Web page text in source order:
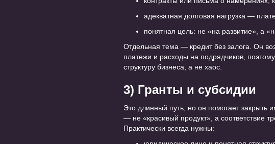
адекватная долговая нагрузка —
понятная цель: не «на развитие», а
Отдельная тема — кредит без залога. Он
платежи и расходы на подрядчиков,
структуру бизнеса, а не хаос.
3) Гранты и субсидии
Это длинный путь, но он помогает закрыть
— не «красивый продукт», а соответствие
Практически всегда нужны: